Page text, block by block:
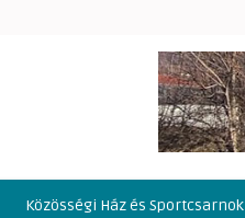
Közösségi Ház és Sportcsarnok